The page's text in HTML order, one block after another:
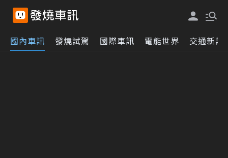
國內車訊 發燒試駕 國際車訊 電能世界 交通新訊